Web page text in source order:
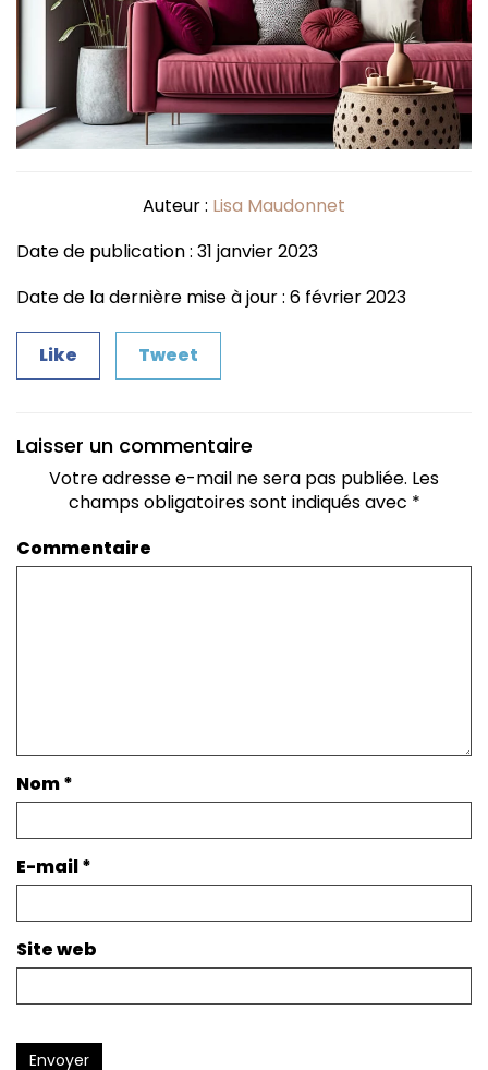
Auteur : Lisa Maudonnet
Date de publication : 31 janvier 2023
Date de la dernière mise à jour : 6 février 2023
Like Tweet
Laisser un commentaire
Votre adresse e-mail ne sera pas publiée. Les
champs obligatoires sont indiqués avec *
Commentaire
Nom*
E-mail*
Site web
Envoyer